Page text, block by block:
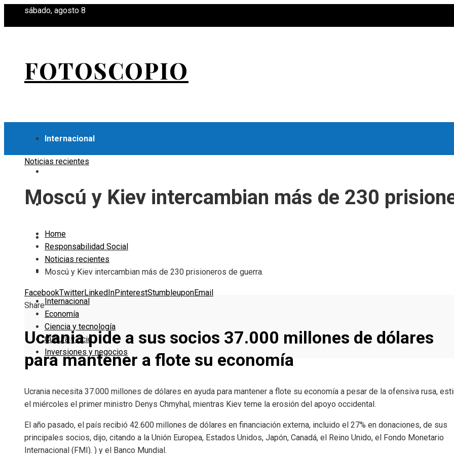
sábado, agosto 8
FOTOSCOPIO
Internacional
Ciencia y tecnología
Cultura y ocio
Inversiones y negocios
Internacional
Economía
Ciencia y tecnología
Cultura y ocio
Inversiones y negocios
Noticias recientes
Moscú y Kiev intercambian más de 230
Home
Responsabilidad Social
Noticias recientes
Moscú y Kiev intercambian más de 230 prisioneros de guerra.
FacebookTwitterLinkedInPinterestStumbleuponEmail
Share
Ucrania pide a sus socios 37.000 millones de dólares
para mantener a flote su economía
Ucrania necesita 37.000 millones de dólares en ayuda para mantener a flote su economía a pesar de la ofensiva rusa,
el miércoles el primer ministro Denys Chmyhal, mientras Kiev teme la erosión del apoyo occidental.
El año pasado, el país recibió 42.600 millones de dólares en financiación externa, incluido el 27% en donaciones, de sus
principales socios, dijo, citando a la Unión Europea, Estados Unidos, Japón, Canadá, el Reino Unido, el Fondo Monetario
Internacional (FMI). ) y el Banco Mundial.